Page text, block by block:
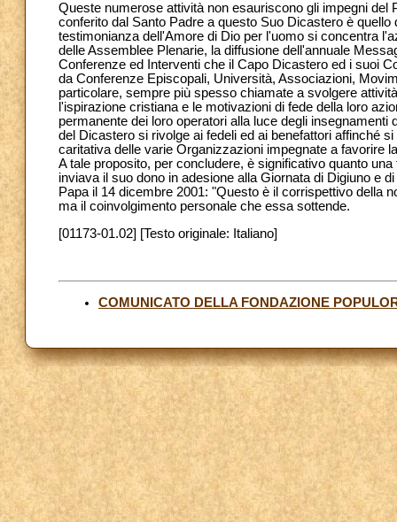
Queste numerose attività non esauriscono gli impegni del
conferito dal Santo Padre a questo Suo Dicastero è
testimonianza dell'Amore di Dio per l'uomo si concentra
delle Assemblee Plenarie, la diffusione dell'annuale
Conferenze ed Interventi che il Capo Dicastero ed i suoi
da Conferenze Episcopali, Università, Associazioni,
particolare, sempre più spesso chiamate a svolgere
l'ispirazione cristiana e le motivazioni di fede della loro
permanente dei loro operatori alla luce degli
del Dicastero si rivolge ai fedeli ed ai benefattori affinché
caritativa delle varie Organizzazioni impegnate a favorire
A tale proposito, per concludere, è significativo quanto
inviava il suo dono in adesione alla Giornata di Digiuno e
Papa il 14 dicembre 2001: "Questo è il corrispettivo della
ma il coinvolgimento personale che essa sottende.
[01173-01.02] [Testo originale: Italiano]
COMUNICATO DELLA FONDAZIONE